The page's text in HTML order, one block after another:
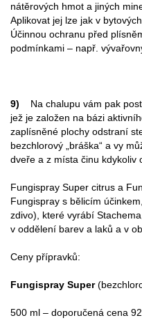
nátěrových hmot a jiných
Aplikovat jej lze jak v
Účinnou ochranu před
podmínkami – např.
9) Na chalupu vám pak
jež je založen na bázi
zaplísněné plochy odstraní
bezchlorový „bráška“ a vy
dveře a z místa činu kdykoliv
Fungispray Super citrus a
Fungispray s bělicím
zdivo), které vyrábí
v oddělení barev a laků a v
Ceny přípravků:
Fungispray Super
500 ml – doporučená cena